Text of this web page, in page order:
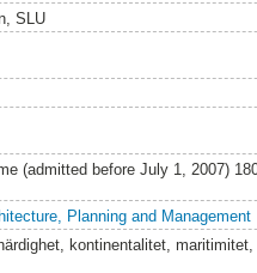
SLU
(admitted before July 1, 2007)
Planning and Management
kontinentalitet,